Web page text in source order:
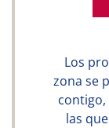
Los
zona se
las